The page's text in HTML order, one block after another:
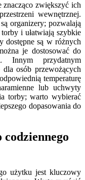
zwiększyć ich
wewnętrznej.
organizery; pozwalają
i ułatwiają szybkie
dostępne są w różnych
je dostosować do
Innym przydatnym
dla osób przewożących
temperaturę
lub uchwyty
torby; warto wybierać
dopasowania do
użytku jest kluczowy